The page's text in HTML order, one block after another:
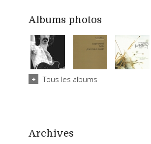
Albums photos
Tous les albums
Archives